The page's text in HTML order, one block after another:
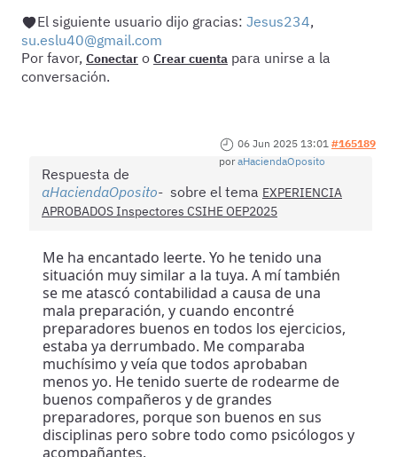
El siguiente usuario dijo gracias: Jesus234,
su.eslu40@gmail.com
Por favor, Conectar o Crear cuenta para unirse a la
conversación.
06 Jun 2025 13:01 #165189
poraHaciendaOposito
Respuesta de
aHaciendaOposito
sobre el tema EXPERIENCIA
APROBADOS Inspectores CSIHE OEP2025
Me ha encantado leerte. Yo he tenido una
situación muy similar a la tuya. A mí también
se me atascó contabilidad a causa de una
mala preparación, y cuando encontré
preparadores buenos en todos los ejercicios,
estaba ya derrumbado. Me comparaba
muchísimo y veía que todos aprobaban
menos yo. He tenido suerte de rodearme de
buenos compañeros y de grandes
preparadores, porque son buenos en sus
disciplinas pero sobre todo como psicólogos y
acompañantes.